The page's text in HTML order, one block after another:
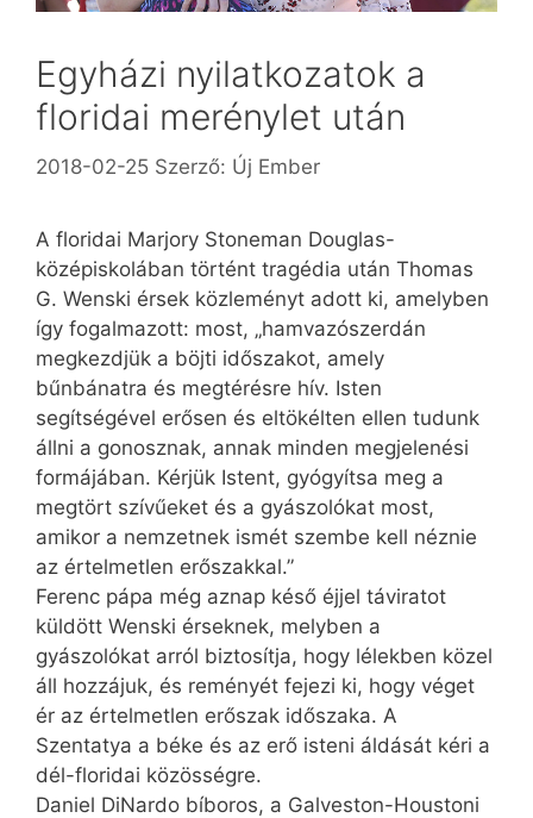
Egyházi nyilatkozatok a
floridai merénylet után
2018-02-25 Szerző: Új Ember
A floridai Marjory Stoneman Douglas-
középiskolában történt tragédia után Thomas
G. Wenski érsek közleményt adott ki, amelyben
így fogalmazott: most, „hamvazószerdán
megkezdjük a böjti időszakot, amely
bűnbánatra és megtérésre hív. Isten
segítségével erősen és eltökélten ellen tudunk
állni a gonosznak, annak minden megjelenési
formájában. Kérjük Istent, gyógyítsa meg a
megtört szívűeket és a gyászolókat most,
amikor a nemzetnek ismét szembe kell néznie
az értelmetlen erőszakkal.”
Ferenc pápa még aznap késő éjjel táviratot
küldött Wenski érseknek, melyben a
gyászolókat arról biztosítja, hogy lélekben közel
áll hozzájuk, és reményét fejezi ki, hogy véget
ér az értelmetlen erőszak időszaka. A
Szentatya a béke és az erő isteni áldását kéri a
dél-floridai közösségre.
Daniel DiNardo bíboros, a Galveston-Houstoni